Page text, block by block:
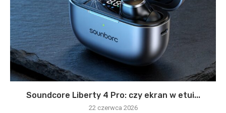
Soundcore Liberty 4 Pro: czy ekran w etui...
22 czerwca 2026